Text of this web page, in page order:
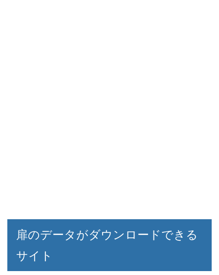
扉のデータがダウンロードできる
サイト